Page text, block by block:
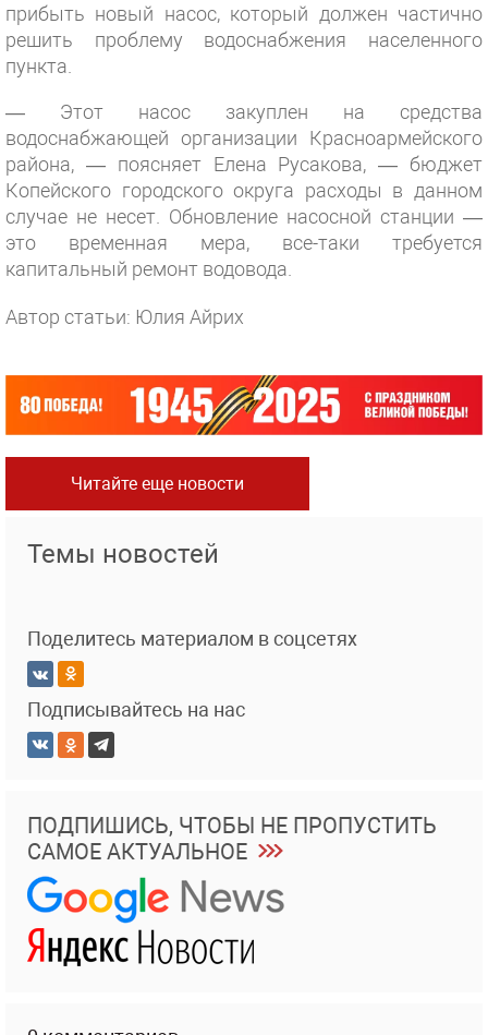
прибыть новый насос, который должен частично
решить проблему водоснабжения населенного
пункта.
— Этот насос закуплен на средства
водоснабжающей организации Красноармейского
района, — поясняет Елена Русакова, — бюджет
Копейского городского округа расходы в данном
случае не несет. Обновление насосной станции —
это временная мера, все-таки требуется
капитальный ремонт водовода.
Автор статьи: Юлия Айрих
Читайте еще новости
Темы новостей
Поделитесь материалом в соцсетях
Подписывайтесь на нас
ПОДПИШИСЬ, ЧТОБЫ НЕ ПРОПУСТИТЬ
САМОЕ АКТУАЛЬНОЕ